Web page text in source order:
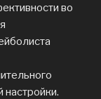
во
настройки.